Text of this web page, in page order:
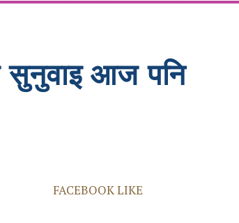
सुनुवाइ आज पनि
FACEBOOK LIKE